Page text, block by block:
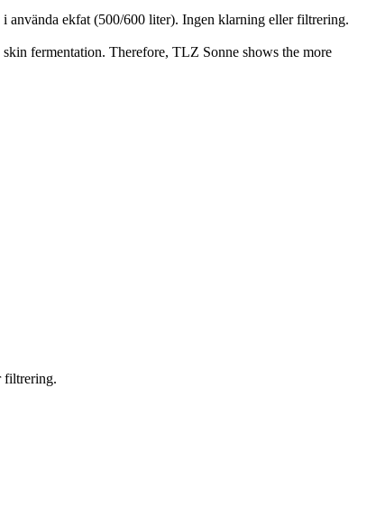
använda ekfat (500/600 liter). Ingen klarning eller filtrering.
fermentation. Therefore, TLZ Sonne shows the more
filtrering.